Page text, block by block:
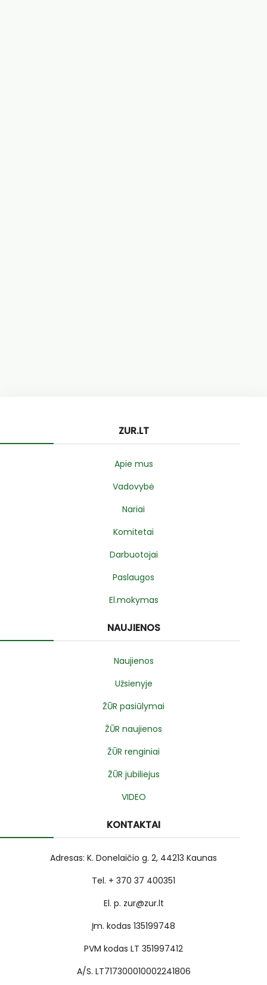
ZUR.LT
Apie mus
Vadovybė
Nariai
Komitetai
Darbuotojai
Paslaugos
El.mokymas
NAUJIENOS
Naujienos
Užsienyje
ŽŪR pasiūlymai
ŽŪR naujienos
ŽŪR renginiai
ŽŪR jubiliejus
VIDEO
KONTAKTAI
Adresas: K. Donelaičio g. 2, 44213 Kaunas
Tel. + 370 37 400351
El. p. zur@zur.lt
Įm. kodas 135199748
PVM kodas LT 351997412
A/S. LT717300010002241806